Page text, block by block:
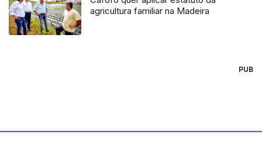
agricultura familiar na Madeira
PUB